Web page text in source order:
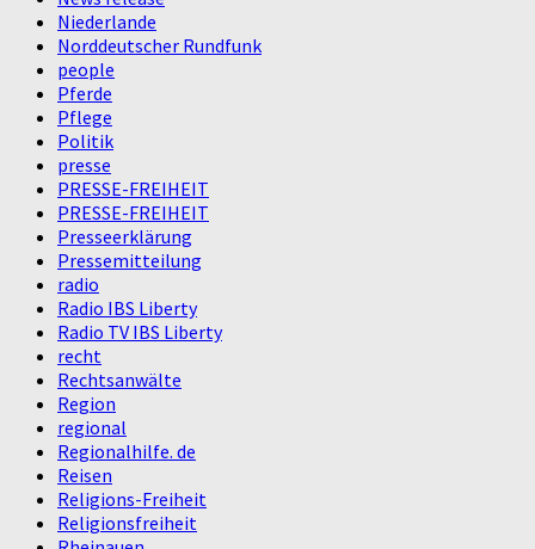
Niederlande
Norddeutscher Rundfunk
people
Pferde
Pflege
Politik
presse
PRESSE-FREIHEIT
PRESSE-FREIHEIT
Presseerklärung
Pressemitteilung
radio
Radio IBS Liberty
Radio TV IBS Liberty
recht
Rechtsanwälte
Region
regional
Regionalhilfe. de
Reisen
Religions-Freiheit
Religionsfreiheit